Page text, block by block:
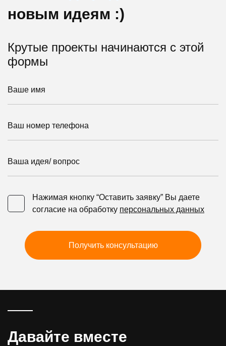
новым идеям :)
Крутые проекты начинаются с этой
формы
Ваше имя
Ваш номер телефона
Ваша идея/ вопрос
Нажимая кнопку “Оставить заявку” Вы даете
Нажимая кнопку “Оставить заявку” Вы даете
согласие на обработку персональных данных
Получить консультацию
Давайте вместе